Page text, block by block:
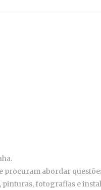
procuram abordar
pinturas, fotografias e